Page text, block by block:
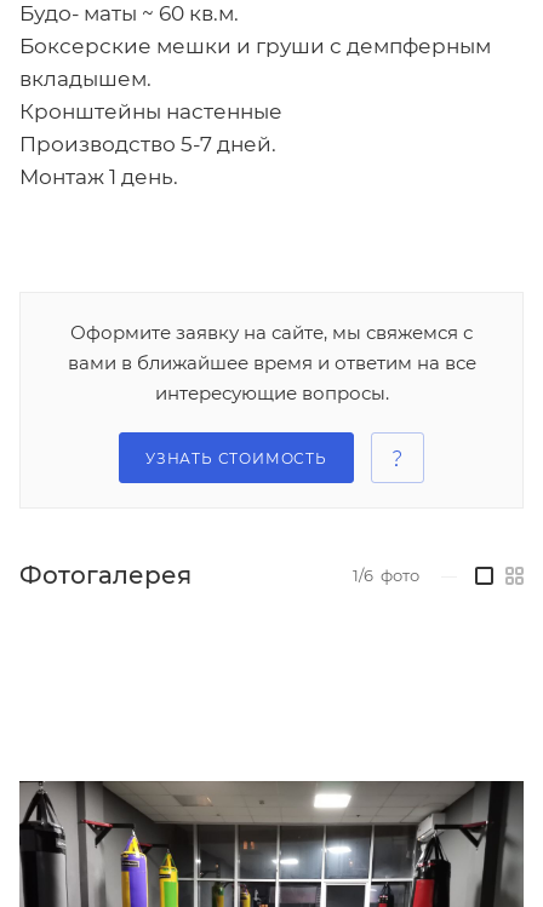
Будо- маты ~ 60 кв.м.
Боксерские мешки и груши с демпферным
вкладышем.
Кронштейны настенные
Производство 5-7 дней.
Монтаж 1 день.
Оформите заявку на сайте, мы свяжемся с
вами в ближайшее время и ответим на все
интересующие вопросы.
УЗНАТЬ СТОИМОСТЬ
Фотогалерея 1/6 фото